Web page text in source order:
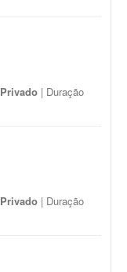
Privado | Duração
Privado | Duração